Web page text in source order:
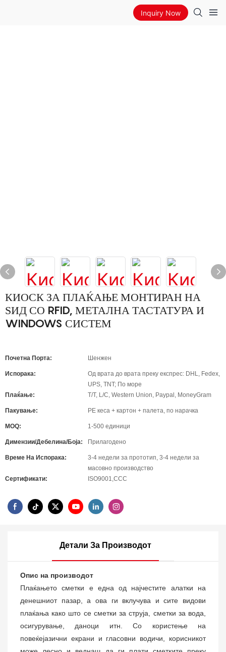
Inquiry Now
КИОСК ЗА ПЛАЌАЊЕ МОНТИРАН НА
ЅИД СО RFID, МЕТАЛНА ТАСТАТУРА И
WINDOWS СИСТЕМ
Почетна Порта: Шенжен
Испорака:
Од врата до врата преку експрес: DHL, Fedex,
UPS, TNT; По море
Плаќање:
T/T, L/C, Western Union, Paypal, MoneyGram
Пакување: PE кеса + картон + палета, по нарачка
MOQ: 1-500 единици
Димензии/Дебелина/Боја: Прилагодено
Време На Испорака:
3-4 недели за прототип, 3-4 недели за
масовно производство
Сертификати:
ISO9001,CCC
Детали За Производот
Опис на производот
Плаќањето сметки е една од најчестите алатки на
денешниот пазар, а ова ги вклучува и сите видови
плаќања како што се сметки за струја, сметки за вода,
осигурување, даноци итн. Со користење на
повеќејазични екрани и гласовни водичи, корисникот